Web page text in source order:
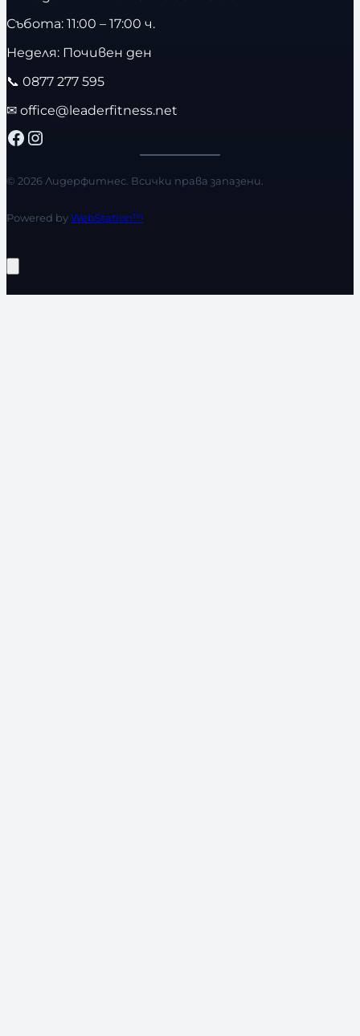
Събота: 11:00 – 17:00 ч.
Неделя: Почивен ден
📞 0877 277 595
✉ office@leaderfitness.net
Facebook Instagram
© 2026 Лидерфитнес. Всички права запазени.
Powered byWebStation™